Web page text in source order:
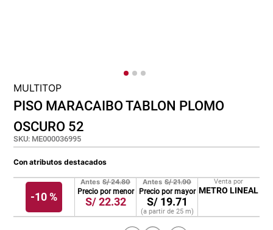
MULTITOP
PISO MARACAIBO TABLON PLOMO
OSCURO 52
SKU: ME000036995
Con atributos destacados
-10 %
Antes S/24.80
Precio por menor
S/22.32
Antes S/21.90
Precio por mayor
S/ 19.71
(a partir de 25 m)
Venta por
METRO LINEAL